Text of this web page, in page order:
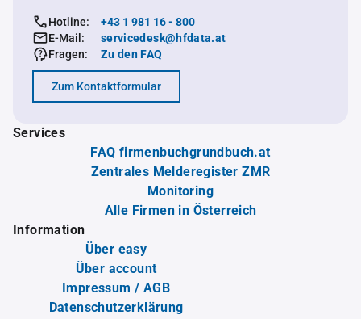
Hotline:
+43 1 981 16 - 800
E-Mail:
servicedesk@hfdata.at
Fragen:
Zu den FAQ
Zum Kontaktformular
Services
FAQ firmenbuchgrundbuch.at
Zentrales Melderegister ZMR
Monitoring
Alle Firmen in Österreich
Information
Über easy
Über account
Impressum / AGB
Datenschutzerklärung